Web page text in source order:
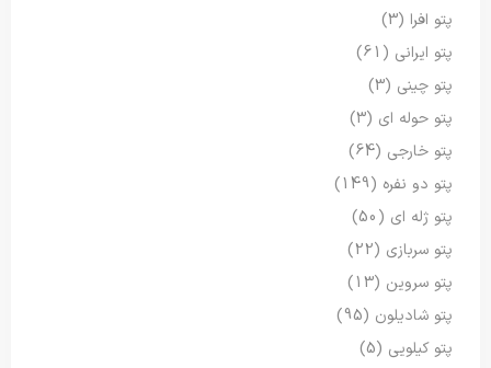
پتو افرا (3)
پتو ایرانی (61)
پتو چینی (3)
پتو حوله ای (3)
پتو خارجی (64)
پتو دو نفره (149)
پتو ژله ای (50)
پتو سربازی (22)
پتو سروین (13)
پتو شادیلون (95)
پتو کیلویی (5)